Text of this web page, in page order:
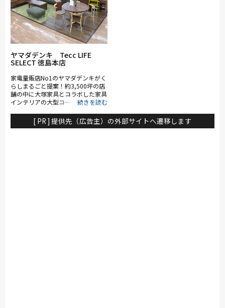
ヤマダデンキ Tecc LIFE
SELECT 徳島本店
家電量販店No1のヤマダデンキがく
らしまるごと提案！約3,500坪の店
舗の中に大塚家具とコラボした家具
インテリアの大型コーナー（約
ド・ダイニングなど地域最大級の品
揃え。リーズナブルなお手頃価格の
[ PR ] 提供先（広告主）の外部サイトへ遷移します